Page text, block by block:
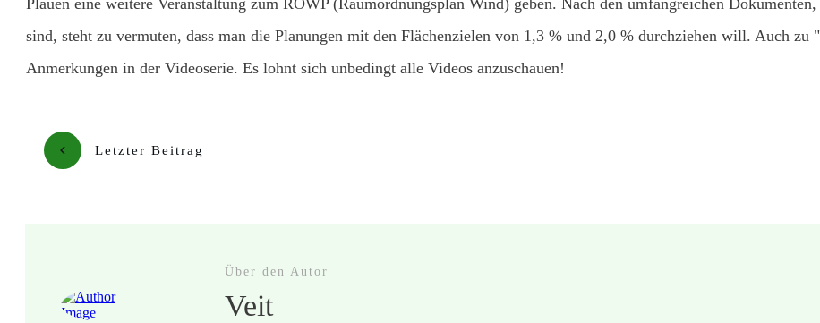
sind, steht zu vermuten, dass man die Planungen mit den Flächenzielen von 1,3 % und 2,0 % durchziehen will. Auch
Anmerkungen in der Videoserie. Es lohnt sich unbedingt alle Videos anzuschauen!
Letzter Beitrag
Über den Autor
Veit